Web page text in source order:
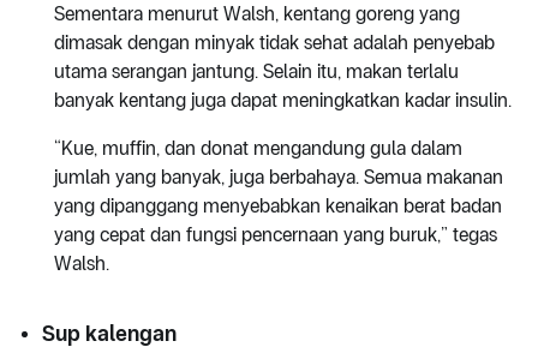
Sementara menurut Walsh, kentang goreng yang
dimasak dengan minyak tidak sehat adalah penyebab
utama serangan jantung. Selain itu, makan terlalu
banyak kentang juga dapat meningkatkan kadar insulin.
“Kue, muffin, dan donat mengandung gula dalam
jumlah yang banyak, juga berbahaya. Semua makanan
yang dipanggang menyebabkan kenaikan berat badan
yang cepat dan fungsi pencernaan yang buruk,” tegas
Walsh.
Sup kalengan